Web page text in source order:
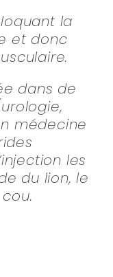
la
et donc
dans de
médecine
les
du lion, le